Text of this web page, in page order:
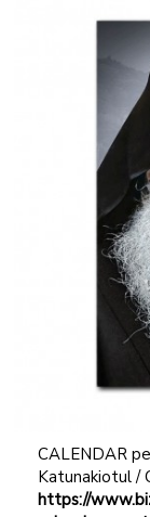
CALENDAR
Katunakiotul /
https://